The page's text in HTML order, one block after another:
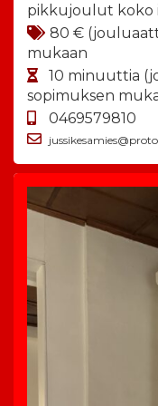
pikkujoulut koko
80 €
mukaan
10 minuuttia
sopimuksen
0469579810